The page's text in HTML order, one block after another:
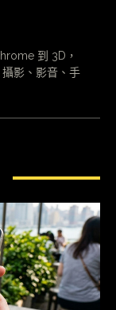
到 3D，
影、影音、手